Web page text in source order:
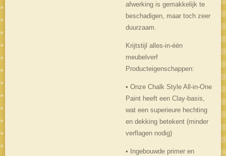
afwerking is gemakkelijk te
beschadigen, maar toch zeer
duurzaam.
Krijtstijl alles-in-één
meubelverf
Producteigenschappen:
• Onze Chalk Style All-in-One
Paint heeft een Clay-basis,
wat een superieure hechting
en dekking betekent (minder
verflagen nodig)
• Ingebouwde primer en